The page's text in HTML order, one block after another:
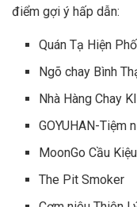
điểm gợi ý hấp dẫn:
Quán Tạ Hiện Phố
Ngõ chay Bình
Nhà Hàng Chay
GOYUHAN-Tiệm
MoonGo Cầu Kiệu
The Pit Smoker